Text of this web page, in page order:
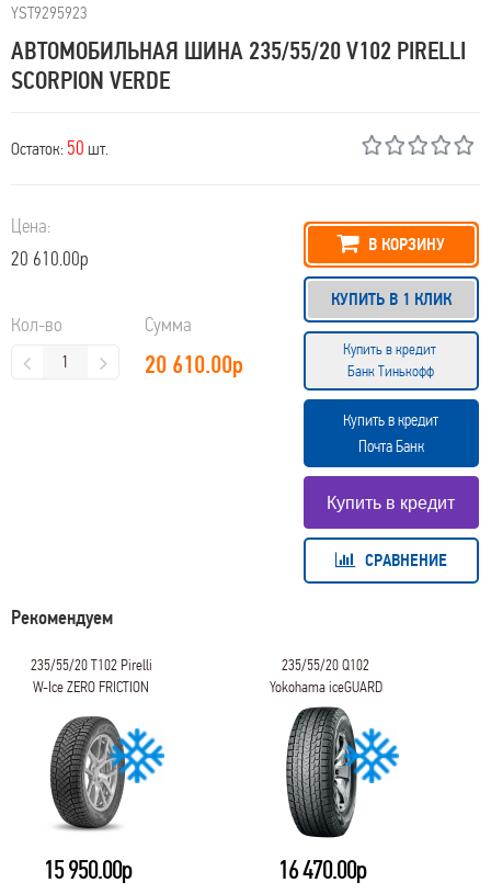
YST9295923
АВТОМОБИЛЬНАЯ ШИНА 235/55/20 V102 PIRELLI
SCORPION VERDE
Остаток: 50 шт.
Цена:
20 610.00р
Кол-во Сумма
20 610.00р
В КОРЗИНУ
КУПИТЬ В 1 КЛИК
Купить в кредит
Банк Тинькофф
Купить в кредит
Почта Банк
СРАВНЕНИЕ
Рекомендуем
235/55/20 T102 Pirelli
W-Ice ZERO FRICTION
15 950.00р
235/55/20 Q102
Yokohama iceGUARD
Studless G075
16 470.00р